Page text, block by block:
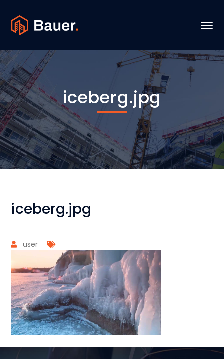
iceberg.jpg
iceberg.jpg
user